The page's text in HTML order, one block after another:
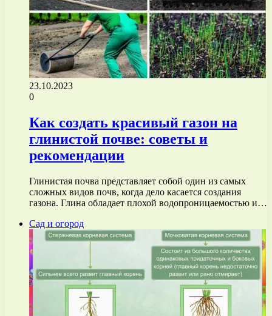
23.10.2023
0
Как создать красивый газон на
глинистой почве: советы и
рекомендации
Глинистая почва представляет собой один из самых
сложных видов почв, когда дело касается создания
газона. Глина обладает плохой водопроницаемостью и…
Сад и огород